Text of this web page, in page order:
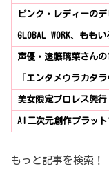
ピンク・レディーの
GLOBAL WORK、も
声優・遠藤璃菜さん
「エンタメウラカタ
美女限定プロレス興
AI二次元創作プラッ
もっと記事を検索！